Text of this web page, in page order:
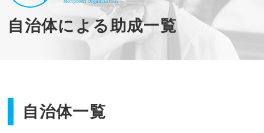
青 黒
やさしいにほんご
自治体による助成一覧
自治体一覧